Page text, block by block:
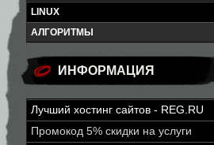
LINUX
АЛГОРИТМЫ
ИНФОРМАЦИЯ
Лучший хостинг сайтов - REG.RU
Промокод 5% скидки на услуги